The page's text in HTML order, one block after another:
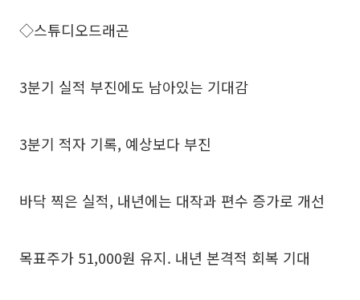
◇스튜디오드래곤
3분기 실적 부진에도 남아있는 기대감
3분기 적자 기록, 예상보다 부진
바닥 찍은 실적, 내년에는 대작과 편수 증가로 개선
목표주가 51,000원 유지. 내년 본격적 회복 기대